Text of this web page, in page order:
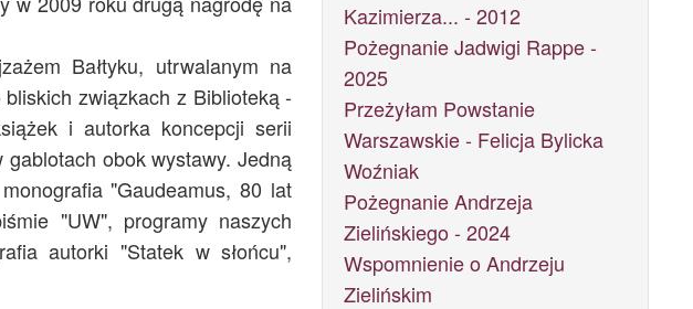
Bałtyku, utrwalanym na
związkach z Biblioteką -
i autorka koncepcji serii
obok wystawy. Jedną
"Gaudeamus, 80 lat
"UW", programy naszych
autorki "Statek w słońcu",
Kazimierza... - 2012
Pożegnanie Jadwigi Rappe -
2025
Przeżyłam Powstanie
Warszawskie - Felicja Bylicka
Woźniak
Pożegnanie Andrzeja
Zielińskiego - 2024
Wspomnienie o Andrzeju
Zielińskim